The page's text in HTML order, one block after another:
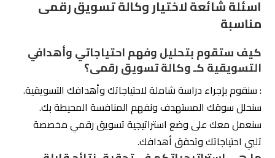
كيف ستقوم وكالتكم بإدارة حملات التسويق
الرقمي عبر منصات متعددة كـ وكالة تسويق
سنقوم بتطوير استراتيجية متكاملة لإدارة حملاتك عبر منصات
متعددة مثل وسائل التواصل الاجتماعي والإعلانات الرقمية.
سنخطط للرسائل والمحتوى الملائم لكل منصة ونضمن تواجدك
القوي والمتميز في كل منطقة تستهدفها حملتك.
كيف سيكون التواصل والتعاون بين شركتي
وفريقكم كـ وكالة تسويق رقمى؟